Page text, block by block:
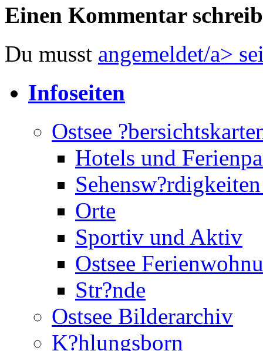
Einen Kommentar
Du musst angemeldet/a>
Infoseiten
Ostsee
Hotels und
Orte
Sportiv und Aktiv
Ostsee
Str?nde
Ostsee Bilderarchiv
K?hlungsborn